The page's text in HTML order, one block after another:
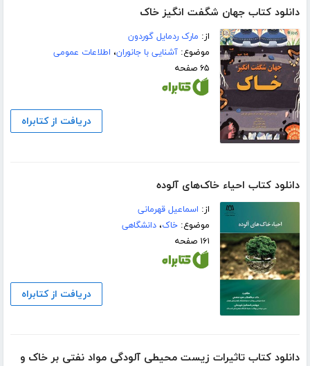
دانلود کتاب جهان شگفت انگیز خاک
از: مارک ردمایل گوردون
موضوع:آشنایی با جانوران، اطلاعات عمومی
۶۵ صفحه
دریافت از کتابراه
دانلود کتاب احیاء خاک‌های آلوده
از: اسماعیل قهرمانی
موضوع:خاک،دانشگاهی
۱۶۱ صفحه
دریافت از کتابراه
دانلود کتاب تاثیرات زیست محیطی آلودگی مواد نفتی بر خاک و